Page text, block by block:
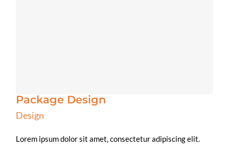
Package Design
Design
Lorem ipsum dolor sit amet, consectetur adipiscing elit.